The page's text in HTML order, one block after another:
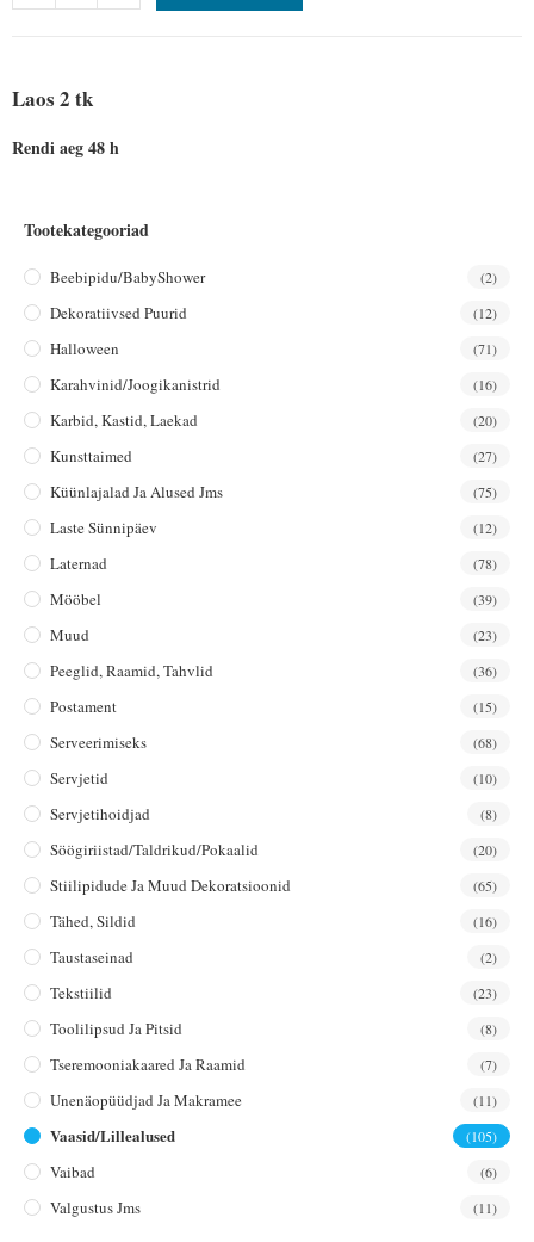
Laos 2 tk
Rendi aeg 48 h
Tootekategooriad
Beebipidu/BabyShower (2)
Dekoratiivsed Puurid (12)
Halloween (71)
Karahvinid/joogikanistrid (16)
Karbid, Kastid, Laekad (20)
Kunsttaimed (27)
Küünlajalad Ja Alused Jms (75)
Laste Sünnipäev (12)
Laternad (78)
Mööbel (39)
Muud (23)
Peeglid, Raamid, Tahvlid (36)
Postament (15)
Serveerimiseks (68)
Servjetid (10)
Servjetihoidjad (8)
Söögiriistad/taldrikud/pokaalid (20)
Stiilipidude Ja Muud Dekoratsioonid (65)
Tähed, Sildid (16)
Taustaseinad (2)
Tekstiilid (23)
Toolilipsud Ja Pitsid (8)
Tseremooniakaared Ja Raamid (7)
Unenäopüüdjad Ja Makramee (11)
Vaasid/lillealused (105)
Vaibad (6)
Valgustus Jms (11)